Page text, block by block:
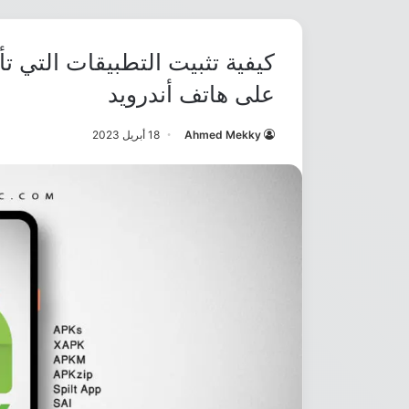
على هاتف أندرويد
Ahmed Mekky 18 أبريل 2023